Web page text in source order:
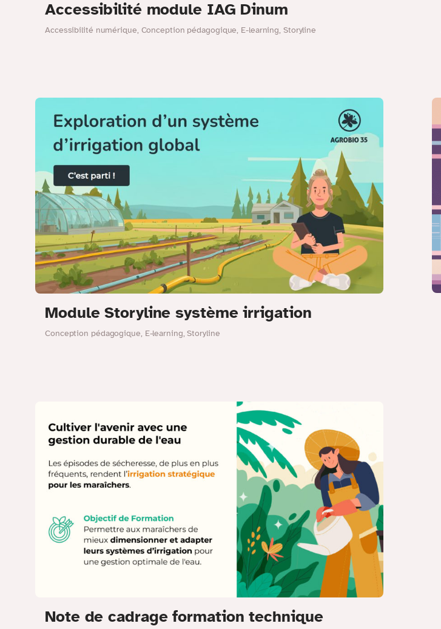
Accessibilité module IAG Dinum
Accessibilité numérique Conception pédagogique E-learning Storyline
Module Storyline système irrigation
Conception pédagogique, E-learning,Storyline
Note de cadrage formation technique